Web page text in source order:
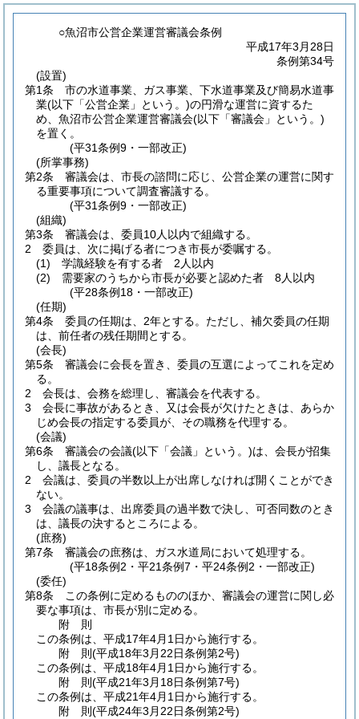
○魚沼市公営企業運営審議会条例
平成17年3月28日
条例第34号
(設置)
第1条
市の水道事業、ガス事業、下水道事業及び簡易水道事
業(以下「公営企業」という。)の円滑な運営に資するた
め、魚沼市公営企業運営審議会(以下「審議会」という。)
を置く。
(平31条例9・一部改正)
(所掌事務)
第2条
審議会は、市長の諮問に応じ、公営企業の運営に関す
る重要事項について調査審議する。
(平31条例9・一部改正)
(組織)
第3条
審議会は、委員10人以内で組織する。
2
委員は、次に掲げる者につき市長が委嘱する。
(1)
学識経験を有する者 2人以内
(2)
需要家のうちから市長が必要と認めた者 8人以内
(平28条例18・一部改正)
(任期)
第4条
委員の任期は、2年とする。 ただし、補欠委員の任期
は、前任者の残任期間とする。
(会長)
第5条
審議会に会長を置き、委員の互選によってこれを定め
る。
2
会長は、会務を総理し、審議会を代表する。
3
会長に事故があるとき、又は会長が欠けたときは、あらか
じめ会長の指定する委員が、その職務を代理する。
(会議)
第6条
審議会の会議(以下「会議」という。)は、会長が招集
し、議長となる。
2
会議は、委員の半数以上が出席しなければ開くことができ
ない。
3
会議の議事は、出席委員の過半数で決し、可否同数のとき
は、議長の決するところによる。
(庶務)
第7条
審議会の庶務は、ガス水道局において処理する。
(平18条例2・平21条例7・平24条例2・一部改正)
(委任)
第8条
この条例に定めるもののほか、審議会の運営に関し必
要な事項は、市長が別に定める。
附 則
この条例は、平成17年4月1日から施行する。
附 則(平成18年3月22日条例第2号)
この条例は、平成18年4月1日から施行する。
附 則(平成21年3月18日条例第7号)
この条例は、平成21年4月1日から施行する。
附 則(平成24年3月22日条例第2号)